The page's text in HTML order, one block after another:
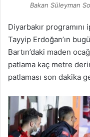
Bakan Süleyman
Diyarbakır
Tayyip Erdoğan’ın
Bartın’daki maden
patlama kaç metre
patlaması son dakika